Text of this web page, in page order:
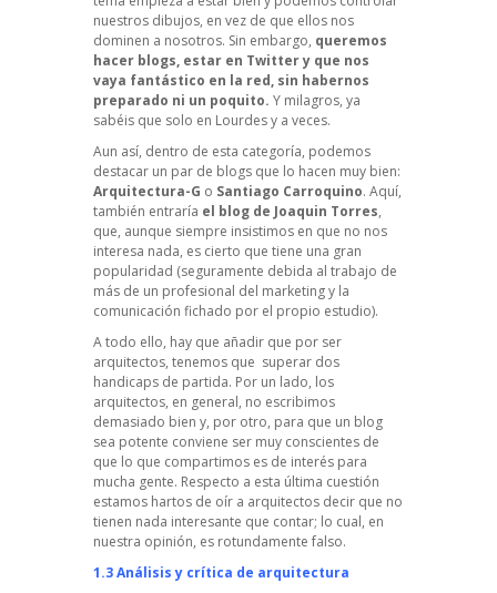
nuestros dibujos, en vez de que ellos nos
dominen a nosotros. Sin embargo, queremos
hacer blogs, estar en Twitter y que nos
vaya fantástico en la red, sin habernos
preparado ni un poquito. Y milagros, ya
sabéis que solo en Lourdes y a veces.
Aun así, dentro de esta categoría, podemos
destacar un par de blogs que lo hacen muy bien:
Arquitectura-G o Santiago Carroquino. Aquí,
también entraría el blog de Joaquin Torres,
que, aunque siempre insistimos en que no nos
interesa nada, es cierto que tiene una gran
popularidad (seguramente debida al trabajo de
más de un profesional del marketing y la
comunicación fichado por el propio estudio).
A todo ello, hay que añadir que por ser
arquitectos, tenemos que superar dos
handicaps de partida. Por un lado, los
arquitectos, en general, no escribimos
demasiado bien y, por otro, para que un blog
sea potente conviene ser muy conscientes de
que lo que compartimos es de interés para
mucha gente. Respecto a esta última cuestión
estamos hartos de oír a arquitectos decir que no
tienen nada interesante que contar; lo cual, en
nuestra opinión, es rotundamente falso.
1.3 Análisis y crítica de arquitectura